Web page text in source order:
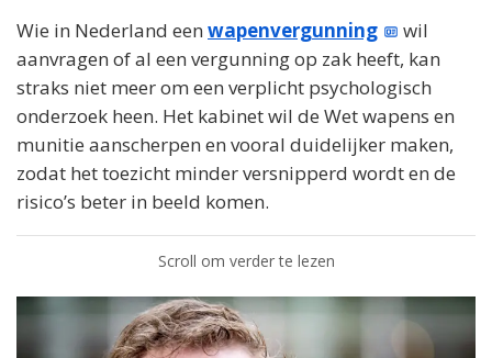
Wie in Nederland een wapenvergunning
wil
aanvragen of al een vergunning op zak heeft, kan
straks niet meer om een verplicht psychologisch
onderzoek heen. Het kabinet wil de Wet wapens en
munitie aanscherpen en vooral duidelijker maken,
zodat het toezicht minder versnipperd wordt en de
risico’s beter in beeld komen.
Scroll om verder te lezen